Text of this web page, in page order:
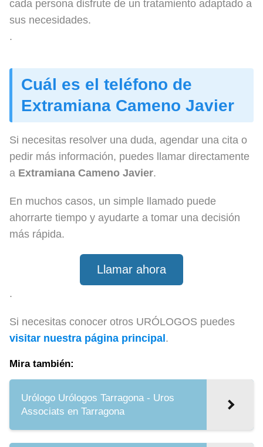
cada persona disfrute de un tratamiento adaptado a
sus necesidades.
.
Cuál es el teléfono de
Extramiana Cameno Javier
Si necesitas resolver una duda, agendar una cita o
pedir más información, puedes llamar directamente
a Extramiana Cameno Javier.
En muchos casos, un simple llamado puede
ahorrarte tiempo y ayudarte a tomar una decisión
más rápida.
Llamar ahora
.
Si necesitas conocer otros URÓLOGOS puedes
visitar nuestra página principal .
Mira también:
Urólogo Urólogos Tarragona - Uros
Associats en Tarragona